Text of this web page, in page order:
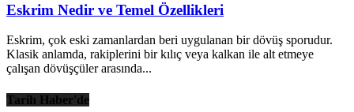
Eskrim Nedir ve Temel Özellikleri
Eskrim, çok eski zamanlardan beri uygulanan bir dövüş sporudur.
Klasik anlamda, rakiplerini bir kılıç veya kalkan ile alt etmeye
çalışan dövüşçüler arasında...
Tarih Haber'de